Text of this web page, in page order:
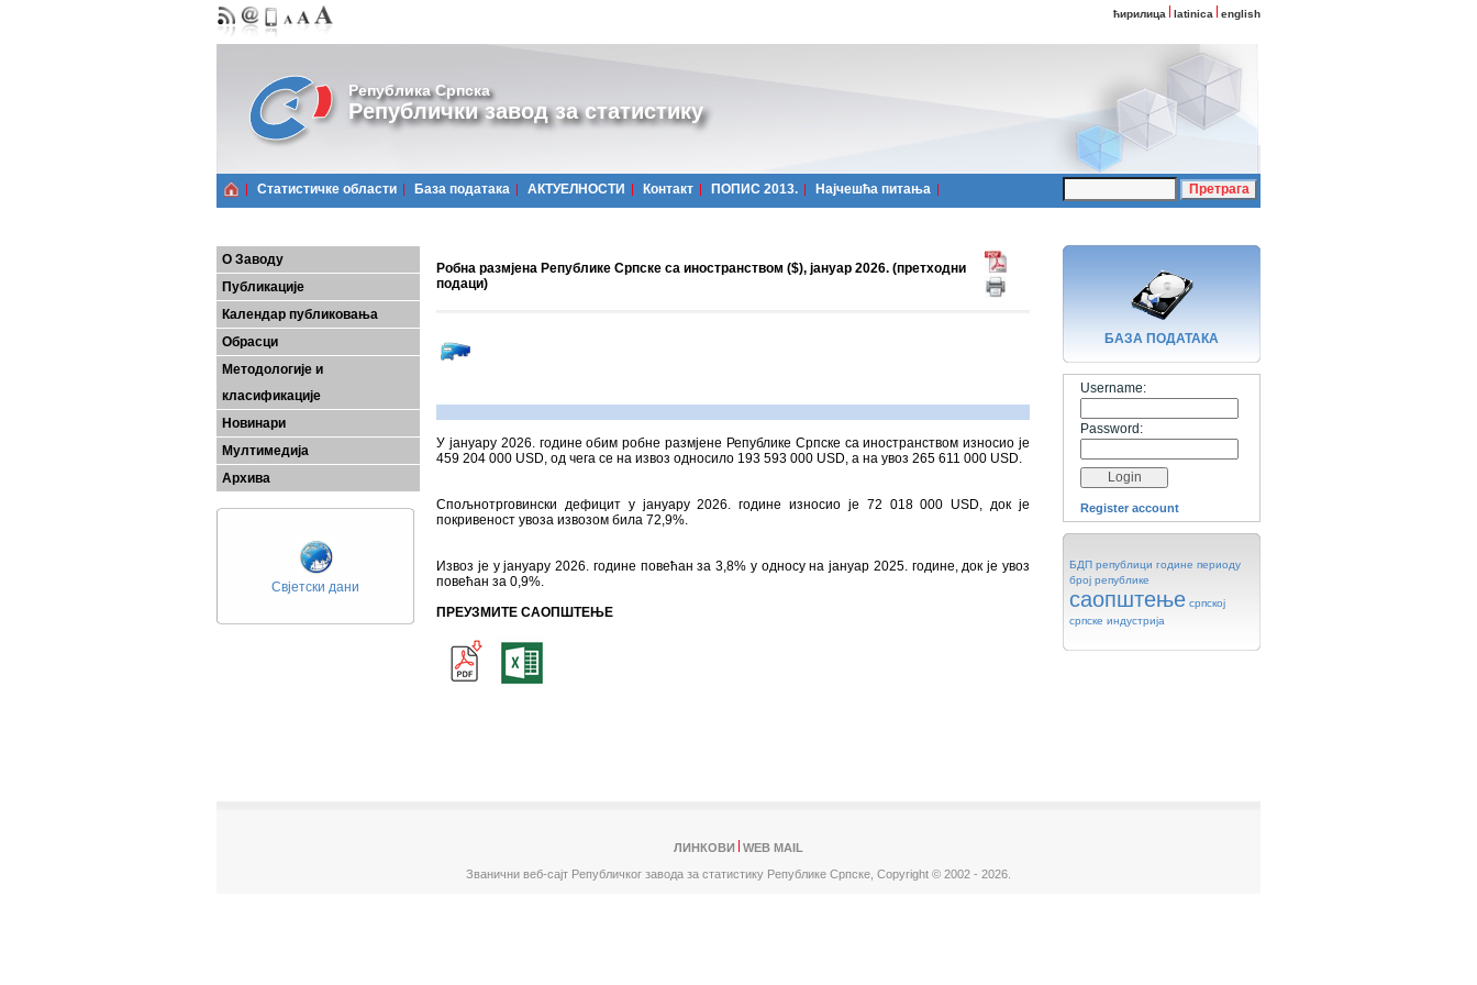
ћирилица latinica english
Република Српска
Републички завод за статистику
Статистичке области Базa података АКТУЕЛНОСТИ Контакт ПОПИС 2013. Најчешћa питања
О Заводу
Публикације
Календар публиковања
Обрасци
Методологије и
класификације
Новинари
Мултимедија
Архива
Свјетски дани
Робна размјена Републике Српске са иностранством ($), јануар 2026. (претходни
подаци)
У јануару 2026. године обим робне размјене Републике Српске са иностранством износио је
459 204 000 USD, од чега се на извоз односило 193 593 000 USD, а на увоз 265 611 000 USD.
Спољнотрговински дефицит у јануару 2026. године износио је 72 018 000 USD, док је
покривеност увоза извозом била 72,9%.
Извоз је у јануару 2026. године повећан за 3,8% у односу на јануар 2025. године, док је увоз
повећан за 0,9%.
ПРЕУЗМИТЕ САОПШТЕЊЕ
БАЗA ПОДАТАКА
Username:
Password:
Register account
БДП републици године периоду
број републике
саопштење српској
српске индустрија
ЛИНКОВИ
WEB MAIL
Званични веб-сајт Републичког завода за статистику Републике Српске, Copyright © 2002 - 2026.